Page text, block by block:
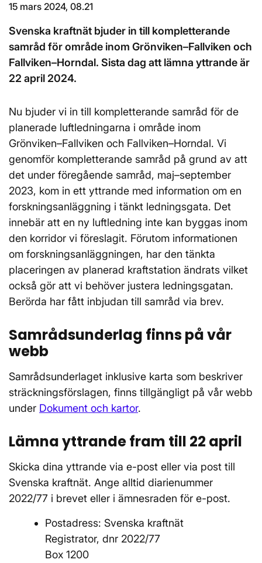
15 mars 2024, 08.21
Svenska kraftnät bjuder in till kompletterande
samråd för område inom Grönviken–Fallviken och
Fallviken–Horndal. Sista dag att lämna yttrande är
22 april 2024.
Nu bjuder vi in till kompletterande samråd för de
planerade luftledningarna i område inom
Grönviken–Fallviken och Fallviken–Horndal. Vi
genomför kompletterande samråd på grund av att
det under föregående samråd, maj–september
2023, kom in ett yttrande med information om en
forskningsanläggning i tänkt ledningsgata. Det
innebär att en ny luftledning inte kan byggas inom
den korridor vi föreslagit. Förutom informationen
om forskningsanläggningen, har den tänkta
placeringen av planerad kraftstation ändrats vilket
också gör att vi behöver justera ledningsgatan.
Berörda har fått inbjudan till samråd via brev.
Samrådsunderlag finns på vår
webb
Samrådsunderlaget inklusive karta som beskriver
sträckningsförslagen, finns tillgängligt på vår webb
under Dokument och kartor.
Lämna yttrande fram till 22 april
Skicka dina yttrande via e-post eller via post till
Svenska kraftnät. Ange alltid diarienummer
2022/77 i brevet eller i ämnesraden för e-post.
Postadress: Svenska kraftnät
Registrator, dnr 2022/77
Box 1200